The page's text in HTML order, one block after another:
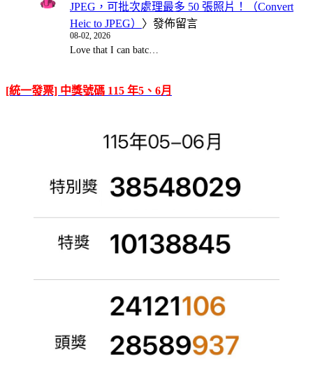
JPEG，可批次處理最多 50 張照片！（Convert
Heic to JPEG） 〉發佈留言
08-02, 2026
Love that I can batc…
[統一發票] 中獎號碼 115 年5、6月